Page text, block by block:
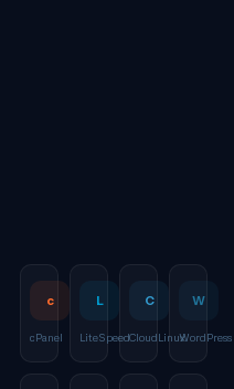
c
cPanel
L
LiteSpeed
C
CloudLinux
W
WordPress